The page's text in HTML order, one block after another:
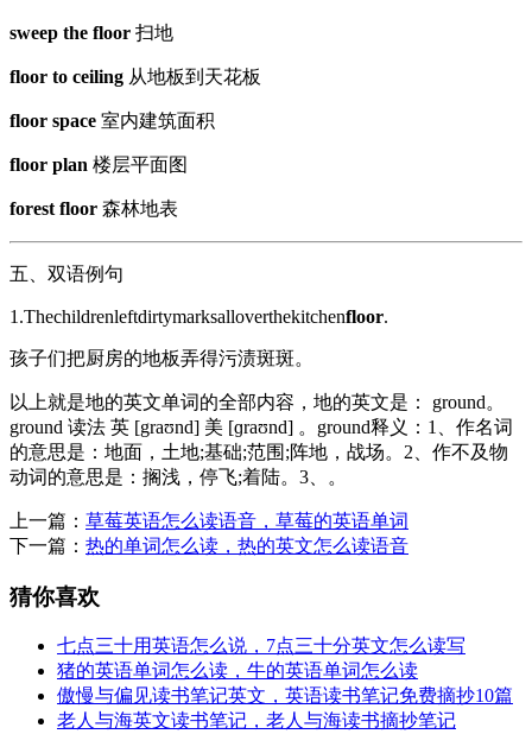
sweep the floor 扫地
floor to ceiling 从地板到天花板
floor space 室内建筑面积
floor plan 楼层平面图
forest floor 森林地表
五、双语例句
1.Thechildrenleftdirtymarksalloverthekitchenfloor.
孩子们把厨房的地板弄得污渍斑斑。
以上就是地的英文单词的全部内容，地的英文是： ground。
ground 读法 英 [graʊnd] 美 [ɡraʊnd] 。ground释义：1、作名词
的意思是：地面，土地;基础;范围;阵地，战场。2、作不及物
动词的意思是：搁浅，停飞;着陆。3、。
上一篇： 草莓英语怎么读语音，草莓的英语单词
下一篇： 热的单词怎么读，热的英文怎么读语音
猜你喜欢
七点三十用英语怎么说，7点三十分英文怎么读写
猪的英语单词怎么读，牛的英语单词怎么读
傲慢与偏见读书笔记英文，英语读书笔记免费摘抄10篇
老人与海英文读书笔记，老人与海读书摘抄笔记